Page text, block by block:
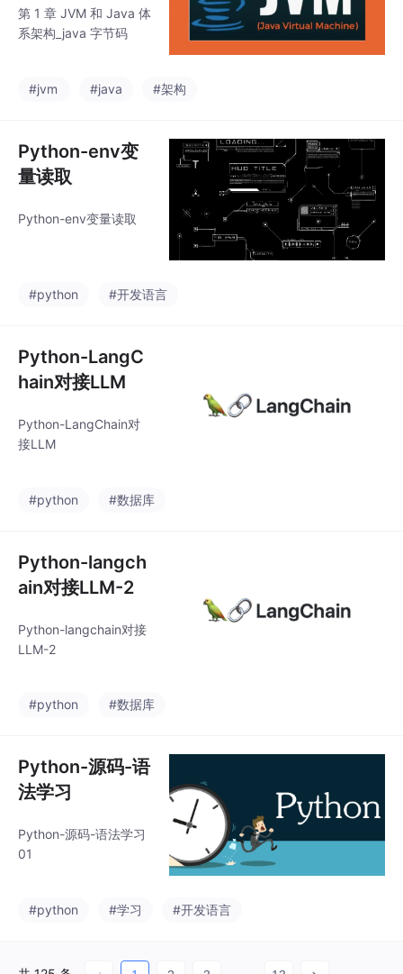
第 1 章 JVM 和 Java 体
系架构_java 字节码
#jvm #java #架构
Python-env变
量读取
Python-env变量读取
#python #开发语言
Python-LangC
hain对接LLM
Python-LangChain对
接LLM
#python #数据库
Python-langch
ain对接LLM-2
Python-langchain对接
LLM-2
#python #数据库
Python-源码-语
法学习
Python-源码-语法学习
01
#python #学习 #开发语言